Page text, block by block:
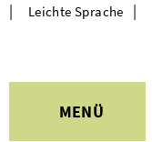
MENÜ
| Leichte Sprache |